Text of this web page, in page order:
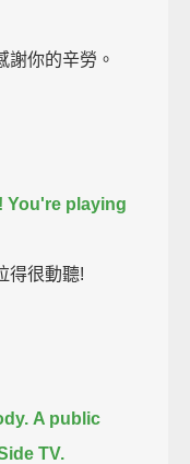
謝你的辛勞。
You're playing
得很動聽!
A public
TV.